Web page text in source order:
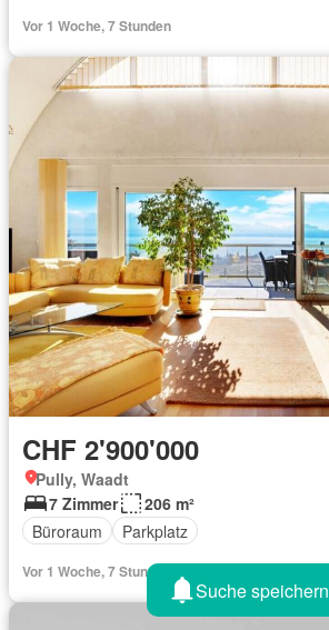
Vor 1 Woche, 7 Stunden
CHF 2'900'000
Pully, Waadt
7 Zimmer
206 m²
Büroraum
Parkplatz
Vor 1 Woche, 7 Stunden
Suche speichern